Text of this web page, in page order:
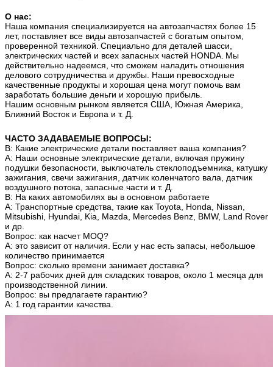
О нас:
Наша компания специализируется на автозапчастях более 15
лет, поставляет все виды автозапчастей с богатым опытом,
проверенной техникой. Специально для деталей шасси,
электрических частей и всех запасных частей HONDA. Мы
действительно надеемся, что сможем наладить отношения
делового сотрудничества и дружбы. Наши превосходные
качественные продукты и хорошая цена могут помочь вам
заработать большие деньги и хорошую прибыль.
Нашим основным рынком является США, Южная Америка,
Ближний Восток и Европа и т. Д.
ЧАСТО ЗАДАВАЕМЫЕ ВОПРОСЫ:
В: Какие электрические детали поставляет ваша компания?
A: Наши основные электрические детали, включая пружину
подушки безопасности, выключатель стеклоподъемника, катушку
зажигания, свечи зажигания, датчик коленчатого вала, датчик
воздушного потока, запасные части и т. Д.
В: На каких автомобилях вы в основном работаете
A: Транспортные средства, такие как Toyota, Honda, Nissan,
Mitsubishi, Hyundai, Kia, Mazda, Mercedes Benz, BMW, Land Rover
и др.
Вопрос: как насчет MOQ?
A: это зависит от наличия. Если у нас есть запасы, небольшое
количество принимается
Вопрос: сколько времени занимает доставка?
A: 2-7 рабочих дней для складских товаров, около 1 месяца для
производственной линии.
Вопрос: вы предлагаете гарантию?
A: 1 год гарантии качества.